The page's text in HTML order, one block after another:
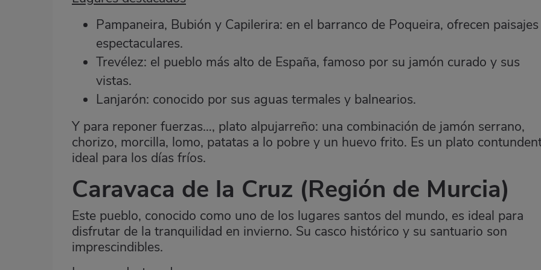
Pampaneira, Bubión y Capilerira: en el barranco de Poqueira, ofrecen paisajes
espectaculares.
Trevélez: el pueblo más alto de España, famoso por su jamón curado y sus
vistas.
Lanjarón: conocido por sus aguas termales y balnearios.
Y para reponer fuerzas…, plato alpujarreño: una combinación de jamón serrano,
chorizo, morcilla, lomo, patatas a lo pobre y un huevo frito. Es un plato
ideal para los días fríos.
Caravaca de la Cruz (Región de Murcia)
Este pueblo, conocido como uno de los lugares santos del mundo, es ideal para
disfrutar de la tranquilidad en invierno. Su casco histórico y su santuario son
imprescindibles.